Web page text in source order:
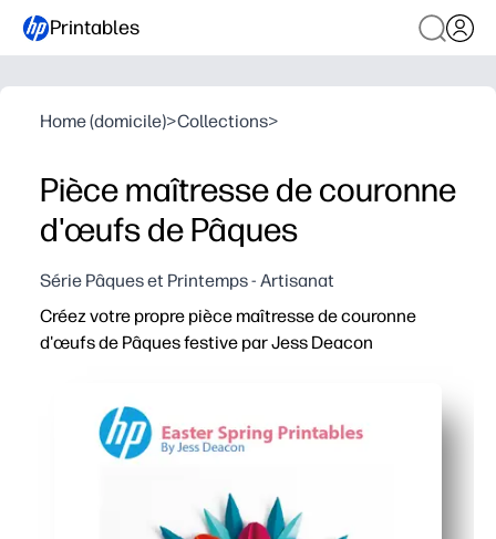
Printables
Home (domicile)>Collections>
Pièce maîtresse de couronne
d'œufs de Pâques
Série Pâques et Printemps - Artisanat
Créez votre propre pièce maîtresse de couronne
d'œufs de Pâques festive par Jess Deacon
Envie les enfants avec des œufs et des motifs
Renforce la motricité fine et la capacité de suivre les
Décor prêt à être présenté : accrochez-vous à une